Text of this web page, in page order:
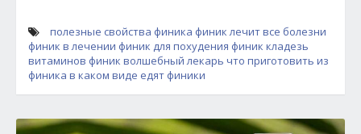
полезные свойства финика финик лечит все болезни
финик в лечении финик для похудения финик кладезь
витаминов финик волшебный лекарь что приготовить из
финика в каком виде едят финики